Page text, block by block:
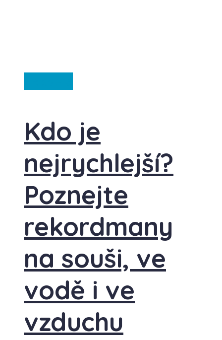
Kdo je
nejrychlejší?
Poznejte
rekordmany
na souši, ve
vodě i ve
vzduchu